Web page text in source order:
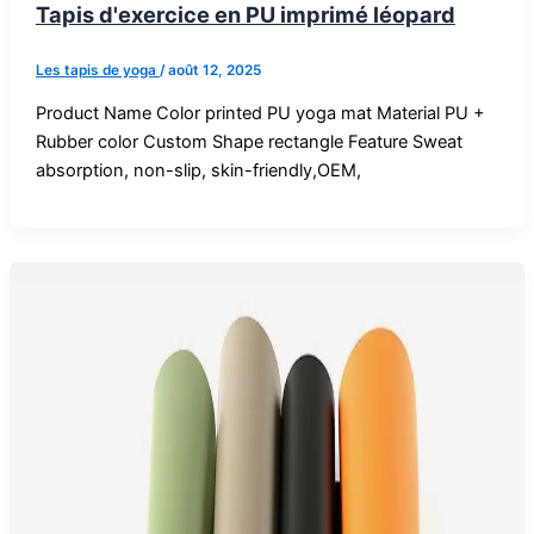
Tapis d'exercice en PU imprimé léopard
Les tapis de yoga /août 12, 2025
Product Name Color printed PU yoga mat Material PU +
Rubber color Custom Shape rectangle Feature Sweat
absorption, non-slip, skin-friendly,OEM,